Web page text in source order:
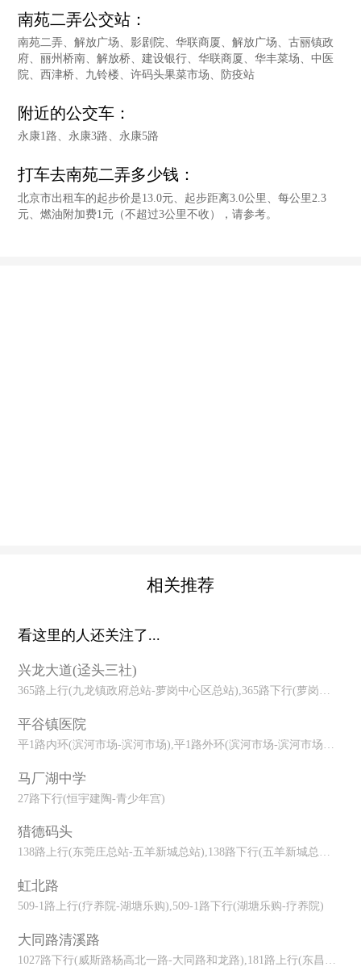
南苑二弄公交站：
南苑二弄、解放广场、影剧院、华联商厦、解放广场、古丽镇政
府、丽州桥南、解放桥、建设银行、华联商厦、华丰菜场、中医
院、西津桥、九铃楼、许码头果菜市场、防疫站
附近的公交车：
永康1路、永康3路、永康5路
打车去南苑二弄多少钱：
北京市出租车的起步价是13.0元、起步距离3.0公里、每公里2.3
元、燃油附加费1元（不超过3公里不收），请参考。
相关推荐
看这里的人还关注了...
兴龙大道(迳头三社)
365路上行(九龙镇政府总站-萝岗中心区总站),365路下行(萝岗中心区
平谷镇医院
平1路内环(滨河市场-滨河市场),平1路外环(滨河市场-滨河市场),平
马厂湖中学
27路下行(恒宇建陶-青少年宫)
猎德码头
138路上行(东莞庄总站-五羊新城总站),138路下行(五羊新城总站-东
虹北路
509-1路上行(疗养院-湖塘乐购),509-1路下行(湖塘乐购-疗养院)
大同路清溪路
1027路下行(威斯路杨高北一路-大同路和龙路),181路上行(东昌路渡